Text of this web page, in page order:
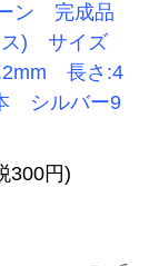
ン 完成品
ス) サイズ
長さ:4
シルバー9
300円)